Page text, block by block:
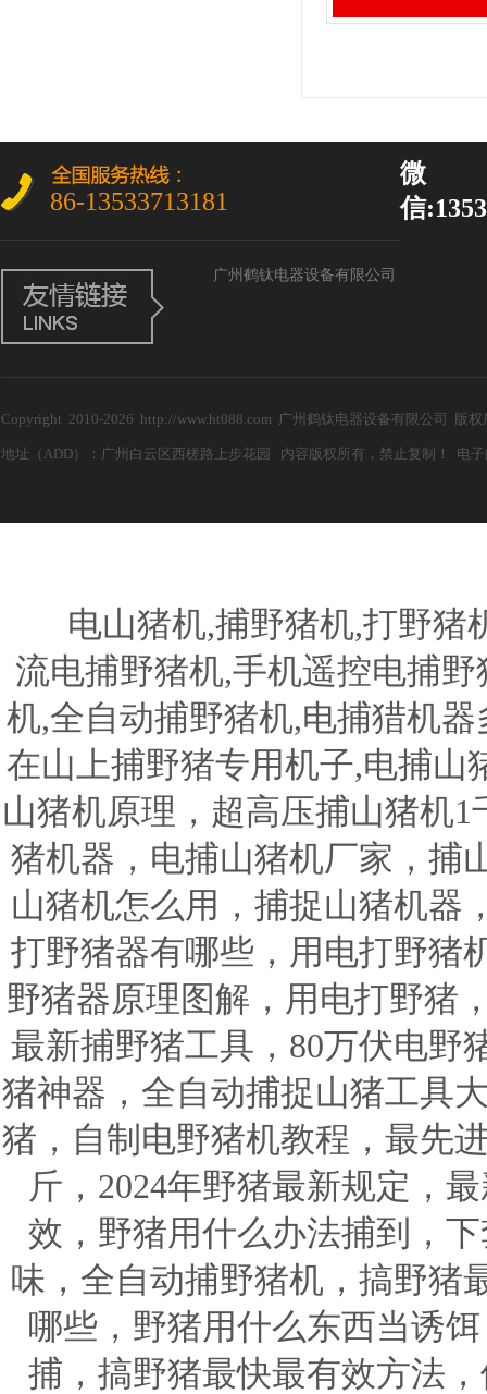
86-13533713181
微
信
广州鹤钛电器设备有限公司
Copyright 2010-2026 http://www.ht088.com 广州鹤钛电器设备有限公司 版
地址（ADD）：广州白云区西槎路上步花园 内容版权所有，禁止复制！ 电
电山猪机,捕野猪机,打野猪
流电捕野猪机,手机遥控电捕
机,全自动捕野猪机,电捕猎机
在山上捕野猪专用机子,电捕山
山猪机原理，超高压捕山猪机
猪机器，电捕山猪机厂家，捕
山猪机怎么用，捕捉山猪机器
打野猪器有哪些，用电打野猪
野猪器原理图解，用电打野猪
最新捕野猪工具，80万伏电野
猪神器，全自动捕捉山猪工具
猪，自制电野猪机教程，最先
斤，2024年野猪最新规定，
效，野猪用什么办法捕到，
味，全自动捕野猪机，搞野猪
哪些，野猪用什么东西当诱
捕，搞野猪最快最有效方法